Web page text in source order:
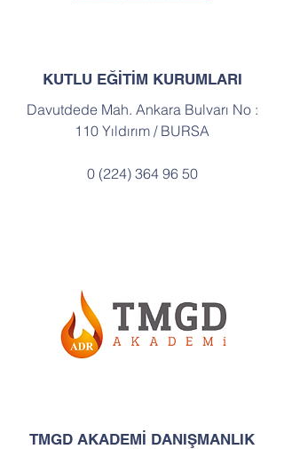
KUTLU EĞİTİM KURUMLARI
Davutdede Mah. Ankara Bulvarı No :
110 Yıldırım / BURSA
0 (224) 364 96 50
TMGD AKADEMİ DANIŞMANLIK